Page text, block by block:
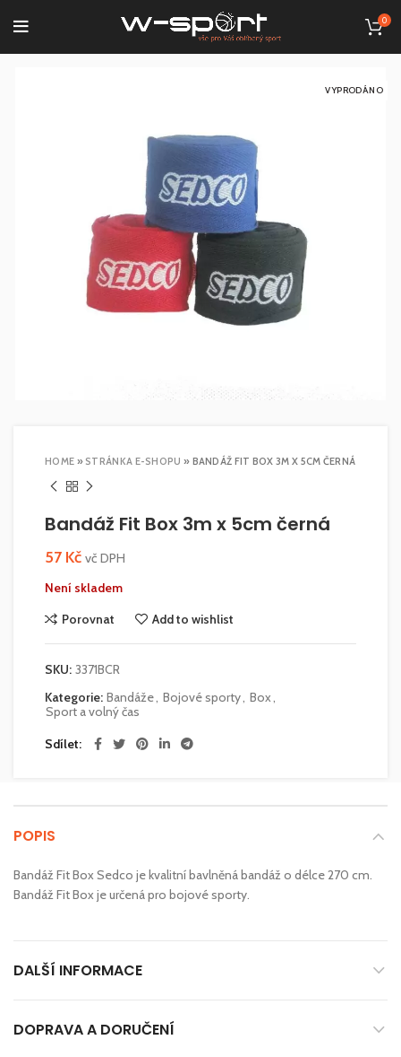
0
VYPRODÁNO
HOME » STRÁNKA E-SHOPU » BANDÁŽ FIT BOX 3M X 5CM ČERNÁ
Bandáž Fit Box 3m x 5cm černá
57 Kč vč DPH
Není skladem
Porovnat
Add to wishlist
SKU: 3371BCR
Kategorie: Bandáže, Bojové sporty, Box,
Sport a volný čas
Sdílet
POPIS
Bandáž Fit Box Sedco je kvalitní bavlněná bandáž o délce 270 cm.
Bandáž Fit Box je určená pro bojové sporty.
DALŠÍ INFORMACE
DOPRAVA A DORUČENÍ